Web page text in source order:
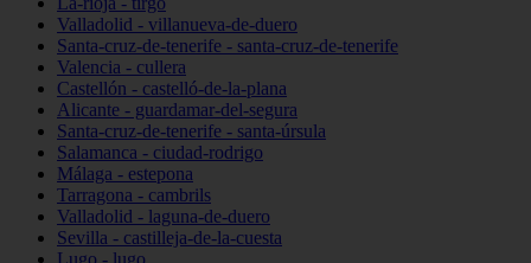
Valladolid - villanueva-de-duero
Santa-cruz-de-tenerife - santa-cruz-de-tenerife
Valencia - cullera
Castellón - castelló-de-la-plana
Alicante - guardamar-del-segura
Santa-cruz-de-tenerife - santa-úrsula
Salamanca - ciudad-rodrigo
Málaga - estepona
Tarragona - cambrils
Valladolid - laguna-de-duero
Sevilla - castilleja-de-la-cuesta
Lugo - lugo